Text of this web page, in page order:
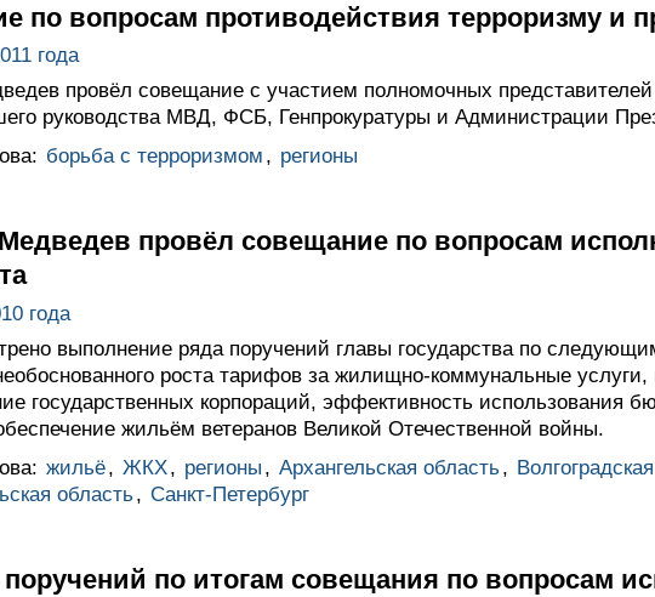
по вопросам противодействия терроризму и
года
провёл совещание с участием полномочных
руководства МВД, ФСБ, Генпрокуратуры и Администрации
борьба с терроризмом , регионы
провёл совещание по вопросам
года
выполнение ряда поручений главы государства по
роста тарифов за жилищно-коммунальные
государственных корпораций, эффективность использования
жильём ветеранов Великой Отечественной войны.
жильё, ЖКХ, регионы , Архангельская область,
область, Санкт-Петербург
по итогам совещания по вопросам